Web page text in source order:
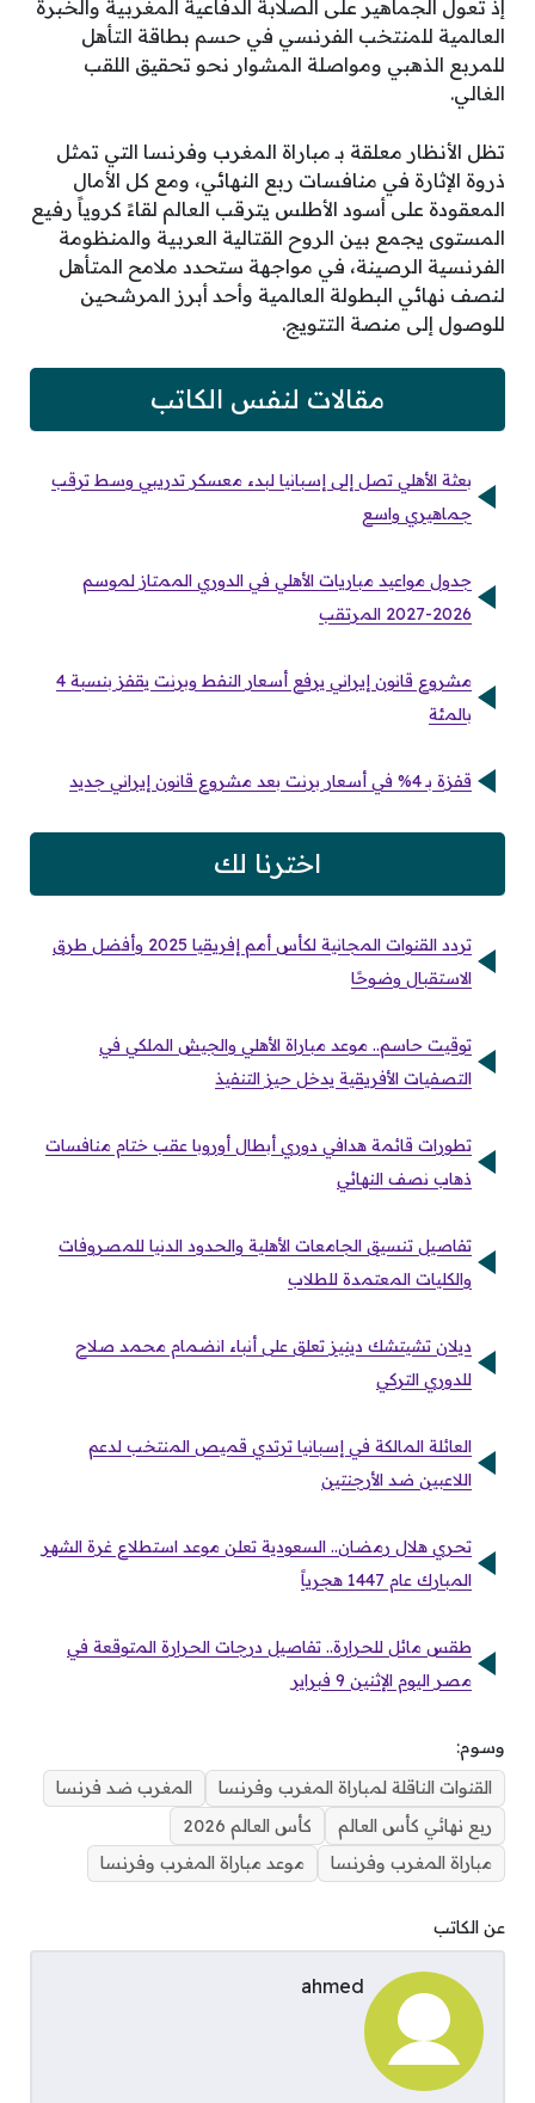
إذ تعول الجماهير على الصلابة الدفاعية المغربية والخبرة
العالمية للمنتخب الفرنسي في حسم بطاقة التأهل
للمربع الذهبي ومواصلة المشوار نحو تحقيق اللقب
الغالي.
تظل الأنظار معلقة بـ مباراة المغرب وفرنسا التي تمثل
ذروة الإثارة في منافسات ربع النهائي، ومع كل الأمال
المعقودة على أسود الأطلس يترقب العالم لقاءً كروياً رفيع
المستوى يجمع بين الروح القتالية العربية والمنظومة
الفرنسية الرصينة، في مواجهة ستحدد ملامح المتأهل
لنصف نهائي البطولة العالمية وأحد أبرز المرشحين
للوصول إلى منصة التتويج.
مقالات لنفس الكاتب
بعثة الأهلي تصل إلى إسبانيا لبدء معسكر تدريبي وسط ترقب
جماهيري واسع
جدول مواعيد مباريات الأهلي في الدوري الممتاز لموسم
2026-2027 المرتقب
مشروع قانون إيراني يرفع أسعار النفط وبرنت يقفز بنسبة 4
بالمئة
قفزة بـ 4% في أسعار برنت بعد مشروع قانون إيراني جديد
اخترنا لك
تردد القنوات المجانية لكأس أمم إفريقيا 2025 وأفضل طرق
الاستقبال وضوحًا
توقيت حاسم.. موعد مباراة الأهلي والجيش الملكي في
التصفيات الأفريقية يدخل حيز التنفيذ
تطورات قائمة هدافي دوري أبطال أوروبا عقب ختام منافسات
ذهاب نصف النهائي
تفاصيل تنسيق الجامعات الأهلية والحدود الدنيا للمصروفات
والكليات المعتمدة للطلاب
ديلان تشيتشك دينيز تعلق على أنباء انضمام محمد صلاح
للدوري التركي
العائلة المالكة في إسبانيا ترتدي قميص المنتخب لدعم
اللاعبين ضد الأرجنتين
تحري هلال رمضان.. السعودية تعلن موعد استطلاع غرة الشهر
المبارك عام 1447 هجرياً
طقس مائل للحرارة.. تفاصيل درجات الحرارة المتوقعة في
مصر اليوم الإثنين 9 فبراير
وسوم:
القنوات الناقلة لمباراة المغرب وفرنسا
المغرب ضد فرنسا
ربع نهائي كأس العالم
كأس العالم 2026
مباراة المغرب وفرنسا
موعد مباراة المغرب وفرنسا
عن الكاتب
ahmed